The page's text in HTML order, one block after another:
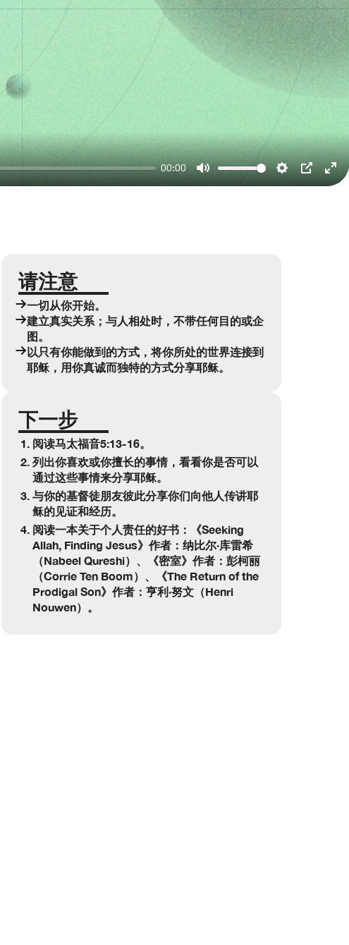
00:00
Mute Settings
PIP
请注意
一切从你开始。
建立真实关系；与人相处时，不带任何目的或企
图。
以只有你能做到的方式，将你所处的世界连接到
耶稣，用你真诚而独特的方式分享耶稣。
下一步
阅读马太福音5:13-16。
列出你喜欢或你擅长的事情，看看你是否可以
通过这些事情来分享耶稣。
与你的基督徒朋友彼此分享你们向他人传讲耶
稣的见证和经历。
阅读一本关于个人责任的好书：《Seeking
Allah, Finding Jesus》作者：纳比尔·库雷希
（Nabeel Qureshi）、《密室》作者：彭柯丽
（Corrie Ten Boom）、《The Return of the
Prodigal Son》作者：亨利·努文（Henri
Nouwen）。